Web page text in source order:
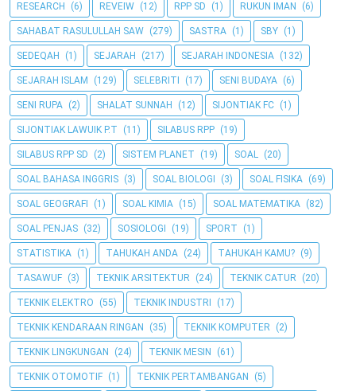
RESEARCH (6) REVEIW (12) RPP SD (1) RUKUN IMAN (6)
SAHABAT RASULULLAH SAW (279) SASTRA (1) SBY (1)
SEDEQAH (1) SEJARAH (217) SEJARAH INDONESIA (132)
SEJARAH ISLAM (129) SELEBRITI (17) SENI BUDAYA (6)
SENI RUPA (2) SHALAT SUNNAH (12) SIJONTIAK FC (1)
SIJONTIAK LAWUIK P.T (11) SILABUS RPP (19)
SILABUS RPP SD (2) SISTEM PLANET (19) SOAL (20)
SOAL BAHASA INGGRIS (3) SOAL BIOLOGI (3) SOAL FISIKA (69)
SOAL GEOGRAFI (1) SOAL KIMIA (15) SOAL MATEMATIKA (82)
SOAL PENJAS (32) SOSIOLOGI (19) SPORT (1)
STATISTIKA (1) TAHUKAH ANDA (24) TAHUKAH KAMU? (9)
TASAWUF (3) TEKNIK ARSITEKTUR (24) TEKNIK CATUR (20)
TEKNIK ELEKTRO (55) TEKNIK INDUSTRI (17)
TEKNIK KENDARAAN RINGAN (35) TEKNIK KOMPUTER (2)
TEKNIK LINGKUNGAN (24) TEKNIK MESIN (61)
TEKNIK OTOMOTIF (1) TEKNIK PERTAMBANGAN (5)